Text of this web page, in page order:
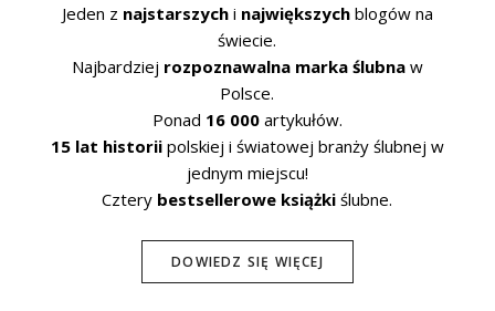
Jeden z najstarszychi największychblogów na
świecie.
Najbardziej rozpoznawalna marka ślubnaw
Polsce.
Ponad 16 000artykułów.
15 lat historiipolskiej i światowej branży ślubnej w
jednym miejscu!
Cztery bestsellerowe książki ślubne.
DOWIEDZ SIĘ WIĘCEJ